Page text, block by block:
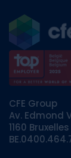
CFE Group
Av. Edmond
1160 Bruxelles